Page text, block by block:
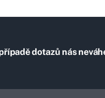
dotazů nás